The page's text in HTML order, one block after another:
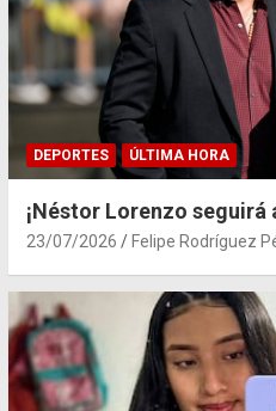
DEPORTES ÚLTIMA HORA
¡Néstor Lorenzo
23/07/2026 Felipe Rodríguez